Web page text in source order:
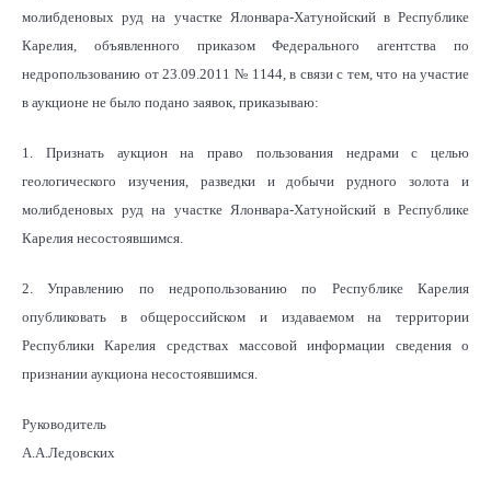
молибденовых руд на участке Ялонвара-Хатунойский в Республике
Карелия, объявленного приказом Федерального агентства по
недропользованию от 23.09.2011 № 1144, в связи с тем, что на участие
в аукционе не было подано заявок, приказываю:
1. Признать аукцион на право пользования недрами с целью
геологического изучения, разведки и добычи рудного золота и
молибденовых руд на участке Ялонвара-Хатунойский в Республике
Карелия несостоявшимся.
2. Управлению по недропользованию по Республике Карелия
опубликовать в общероссийском и издаваемом на территории
Республики Карелия средствах массовой информации сведения о
признании аукциона несостоявшимся.
Руководитель
А.А.Ледовских